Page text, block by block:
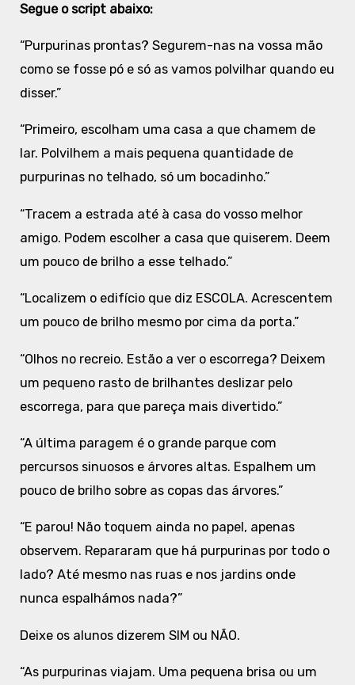
Segue o script abaixo:
“Purpurinas prontas? Segurem-nas na vossa mão
como se fosse pó e só as vamos polvilhar quando eu
disser.”
“Primeiro, escolham uma casa a que chamem de
lar. Polvilhem a mais pequena quantidade de
purpurinas no telhado, só um bocadinho.”
“Tracem a estrada até à casa do vosso melhor
amigo. Podem escolher a casa que quiserem. Deem
um pouco de brilho a esse telhado.”
“Localizem o edifício que diz ESCOLA. Acrescentem
um pouco de brilho mesmo por cima da porta.”
“Olhos no recreio. Estão a ver o escorrega? Deixem
um pequeno rasto de brilhantes deslizar pelo
escorrega, para que pareça mais divertido.”
“A última paragem é o grande parque com
percursos sinuosos e árvores altas. Espalhem um
pouco de brilho sobre as copas das árvores.”
“E parou! Não toquem ainda no papel, apenas
observem. Repararam que há purpurinas por todo o
lado? Até mesmo nas ruas e nos jardins onde
nunca espalhámos nada?”
Deixe os alunos dizerem SIM ou NÃO.
“As purpurinas viajam. Uma pequena brisa ou um